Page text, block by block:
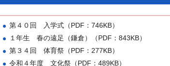
第４０回 入学式（PDF：746KB）
１年生 春の遠足（鎌倉）（PDF：843KB）
第３４回 体育祭（PDF：277KB）
令和４年度 文化祭（PDF：489KB）